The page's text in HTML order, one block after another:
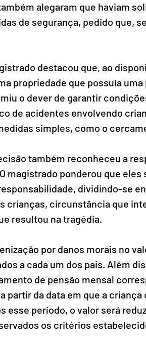
alegaram que haviam
de segurança, pedido que,
destacou que, ao
propriedade que possuía
o dever de garantir
de acidentes envolvendo
simples, como o
também reconheceu a
magistrado ponderou que
dividindo-se
crianças, circunstância que
resultou na tragédia.
por danos morais no
a cada um dos pais. Além
de pensão mensal
partir da data em que a
esse período, o valor será
os critérios